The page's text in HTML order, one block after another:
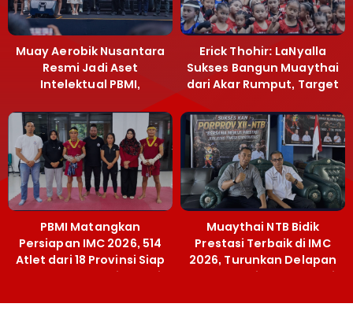
Muay Aerobik Nusantara
Resmi Jadi Aset
Intelektual PBMI,
Terobosan Bangun
Grassroots
Erick Thohir: LaNyalla
Sukses Bangun Muaythai
dari Akar Rumput, Target
PBMI Matangkan
Persiapan IMC 2026, 514
Atlet dari 18 Provinsi Siap
Berlaga Besok di Bekasi
Muaythai NTB Bidik
Prestasi Terbaik di IMC
2026, Turunkan Delapan
Atlet ke Kejurnas Bekasi